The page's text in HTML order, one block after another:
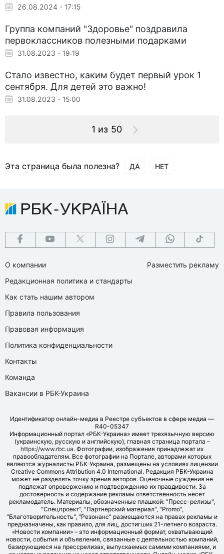
26.08.2024 - 17:15
Группа компаний "Здоровье" поздравила
первоклассников полезными подарками
31.08.2023 - 19:19
Стало известно, каким будет первый урок 1
сентября. Для детей это важно!
31.08.2023 - 15:00
1 из 50
Эта страница была полезна? ДА НЕТ
О компании
Редакционная политика и стандарты
Как стать нашим автором
Правила пользования
Правовая информация
Политика конфиденциальности
Контакты
Команда
Вакансии в РБК-Украина
Разместить рекламу
Идентификатор онлайн-медиа в Реестре субъектов в сфере медиа —
R40-05347
Информационный портал «РБК-Украина» имеет трехязычную версию
(украинскую, русскую и английскую), главная страница портала –
https://www.rbc.ua. Фотографии, изображения принадлежат их
правообладателям. Все фотографии на Портале, авторами которых
являются журналисты РБК-Украина, размещены на условиях лицензии
Creative Commons Attribution 4.0 International. Редакция РБК-Украина
может не разделять точку зрения авторов. Оценочные суждения не
подлежат опровержению и подтверждению их правдивости. За
достоверность и содержание рекламы ответственность несет
рекламодатель. Материалы, обозначенные плашкой: "Пресс-релизы",
"Спецпроект", "Партнерский материал", "Promo",
"Благотворительность", "Резонанс" размещаются на правах рекламы и
предназначены, как правило, для лиц, достигших 21-летнего возраста.
«Новости компании» – это информационный формат, охватывающий
новости, события и объявления, связанные с деятельностью компаний,
базирующиеся на прессрелизах, выпускаемых самими компаниями, и